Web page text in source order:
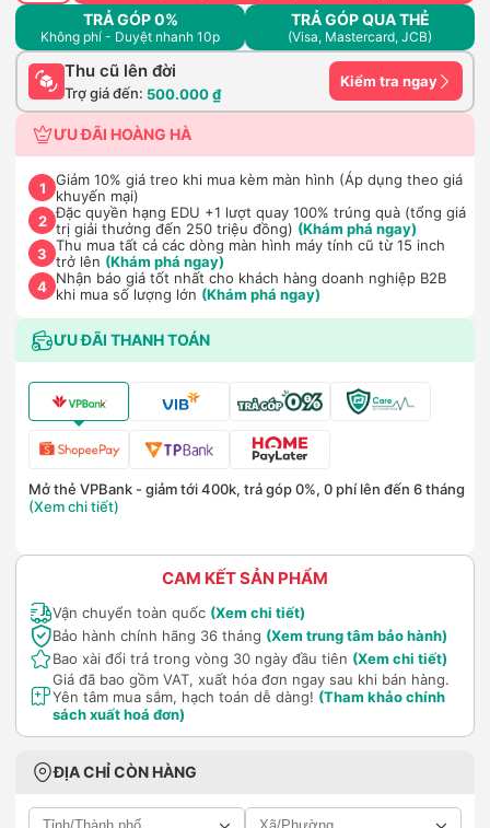
TRẢ GÓP 0%
Không phí - Duyệt nhanh 10p
TRẢ GÓP QUA THẺ
(Visa, Mastercard, JCB)
Thu cũ lên đời
Trợ giá đến: 500.000 ₫
Kiểm tra ngay
ƯU ĐÃI HOÀNG HÀ
1
Giảm 10% giá treo khi mua kèm màn hình (Áp dụng theo giá
khuyến mại)
2 Đặc quyền hạng EDU +1 lượt quay 100% trúng quà (tổng giá
trị giải thưởng đến 250 triệu đồng) (Khám phá ngay)
3 Thu mua tất cả các dòng màn hình máy tính cũ từ 15 inch
trở lên (Khám phá ngay)
4 Nhận báo giá tốt nhất cho khách hàng doanh nghiệp B2B
khi mua số lượng lớn (Khám phá ngay)
ƯU ĐÃI THANH TOÁN
Mở thẻ VPBank - giảm tới 400k, trả góp 0%, 0 phí lên đến 6 tháng
(Xem chi tiết)
CAM KẾT SẢN PHẨM
Vận chuyển toàn quốc (Xem chi tiết)
Bảo hành chính hãng 36 tháng (Xem trung tâm bảo hành)
Bao xài đổi trả trong vòng 30 ngày đầu tiên (Xem chi tiết)
Giá đã bao gồm VAT, xuất hóa đơn ngay sau khi bán hàng.
Yên tâm mua sắm, hạch toán dễ dàng! (Tham khảo chính
sách xuất hoá đơn)
ĐỊA CHỈ CÒN HÀNG